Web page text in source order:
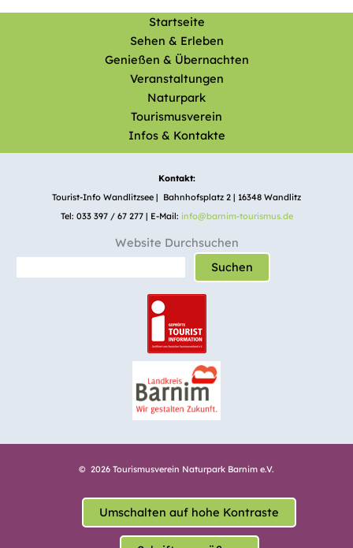
Startseite
Sehen & Erleben
Genießen & Übernachten
Veranstaltungen
Naturpark
Tourismusverein
Infos & Kontakte
Kontakt:
Tourist-Info Wandlitzsee | Bahnhofsplatz 2 | 16348 Wandlitz
Tel: 033 397 / 67 277 | E-Mail: info@barnim-tourismus.de
Website Durchsuchen
Suchen
© 2026 Tourismusverein Naturpark Barnim e.V.
Umschalten auf hohe Kontraste